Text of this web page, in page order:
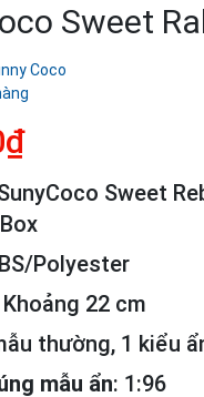
Sweet
Coco
Sweet
Polyester
Khoảng 22 cm
thường, 1 kiểu
mẫu ẩn: 1:96